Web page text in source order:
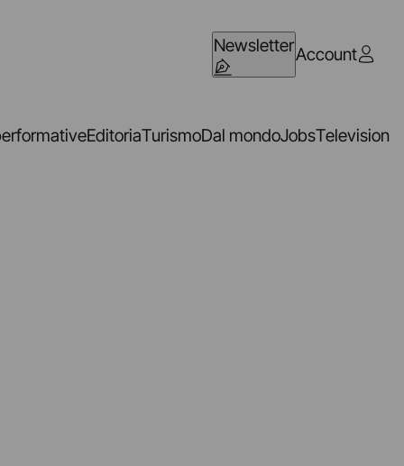
NewsletterAccount
EditoriaTurismoDal mondoJobsTelevision